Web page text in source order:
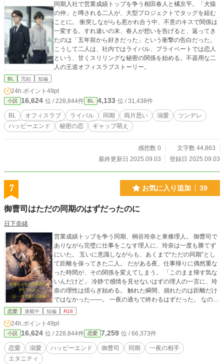
同期入社で営業成績トップを争う相田春人と橘京平。「犬猿
の仲」と噂される二人が、大型プロジェクトでタッグを組む
ことに。 衝突しながらも惹かれ合う中、不意のキスで関係は
一変する。すれ違いの末、春人が想いを告げると、返ってき
たのは「五年前から好きだった」という衝撃の告白だった。
こうして二人は、社内ではライバル、プライベートでは恋人
という、甘くスリリングな秘密の関係を始める。不器用な二
人の王道オフィスラブストーリー。
BL 完結 短編
24h.ポイント 49pt
小説 16,624 位 / 228,844件 BL 4,133 位 / 31,438件
BL オフィスラブ ライバル 同期 両片思い 溺愛
ツンデレ
ハッピーエンド
秘密の恋 ギャップ萌え
感想数 0
文字数 44,863
最終更新日 2025.09.03
登録日 2025.09.03
7 お気に入り追加 39
御曹司はただの同期のはずだったのに
日下奈緒
営業成績トップを争う同期、桐谷玲奈と東條理人。 御曹司で
ありながら完璧に仕事をこなす理人に、玲奈は一度も勝てず
にいた。 互いに意識しながらも、あくまで“ただの同期”とし
て距離を保ってきた二人。 だがある夜、仕事帰りに偶然重な
った時間が、その関係を変えてしまう。 「このまま帰す気な
いんだけど」 冷静で感情を見せないはずの理人の一言に、玲
奈の理性は揺らぎ始める。 触れた瞬間、崩れたのは距離だけ
ではなかった――。 一夜の過ちで終わるはずだった。 なの
に、あの夜から、彼の視線も、言葉も、すべてが変わってい
い。
恋愛 連載中 短編 R18
24h.ポイント 49pt
小説 16,624 位 / 228,844件 恋愛 7,259 位 / 66,373件
恋愛 溺愛 ハッピーエンド 御曹司 同期
一夜の相手
エタニティ